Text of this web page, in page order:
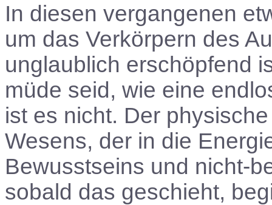
In diesen vergangenen
um das Verkörpern des
unglaublich erschöpfend
müde seid, wie eine
ist es nicht. Der
Wesens, der in die
Bewusstseins und nicht-
sobald das geschieht,